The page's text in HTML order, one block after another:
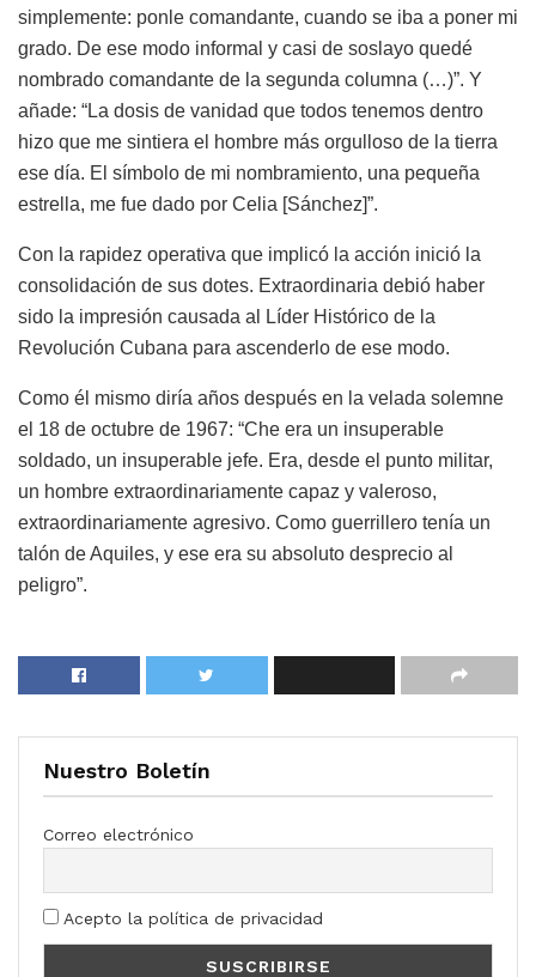
simplemente: ponle comandante, cuando se iba a poner mi
grado. De ese modo informal y casi de soslayo quedé
nombrado comandante de la segunda columna (…)”. Y
añade: “La dosis de vanidad que todos tenemos dentro
hizo que me sintiera el hombre más orgulloso de la tierra
ese día. El símbolo de mi nombramiento, una pequeña
estrella, me fue dado por Celia [Sánchez]”.
Con la rapidez operativa que implicó la acción inició la
consolidación de sus dotes. Extraordinaria debió haber
sido la impresión causada al Líder Histórico de la
Revolución Cubana para ascenderlo de ese modo.
Como él mismo diría años después en la velada solemne
el 18 de octubre de 1967: “Che era un insuperable
soldado, un insuperable jefe. Era, desde el punto militar,
un hombre extraordinariamente capaz y valeroso,
extraordinariamente agresivo. Como guerrillero tenía un
talón de Aquiles, y ese era su absoluto desprecio al
peligro”.
Nuestro Boletín
Correo electrónico
Acepto la política de privacidad